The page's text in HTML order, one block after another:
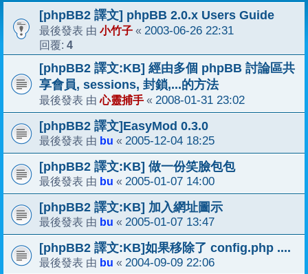
[phpBB2 譯文] phpBB 2.0.x Users Guide
最後發表 由 小竹子 « 2003-06-26 22:31
回覆: 4
[phpBB2 譯文:KB] 經由多個 phpBB 討論區共
享會員, sessions, 封鎖,...的方法
最後發表 由心靈捕手 « 2008-01-31 23:02
[phpBB2 譯文]EasyMod 0.3.0
最後發表 由 bu « 2005-12-04 18:25
[phpBB2 譯文:KB] 做一份笑臉包包
最後發表 由 bu « 2005-01-07 14:00
[phpBB2 譯文:KB] 加入網址圖示
最後發表 由 bu « 2005-01-07 13:47
[phpBB2 譯文:KB]如果移除了 config.php ....
最後發表 由 bu « 2004-09-09 22:06